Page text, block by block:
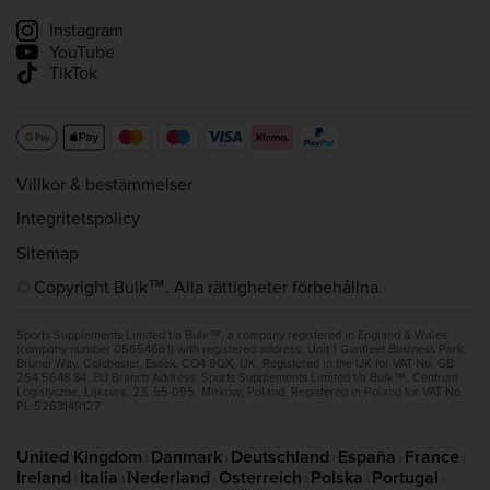
Instagram
YouTube
TikTok
Villkor & bestämmelser
Integritetspolicy
Sitemap
© Copyright Bulk™. Alla rättigheter förbehållna.
Sports Supplements Limited t/a Bulk™, a company registered in England & Wales
(company number 05654661) with registered address: Unit 1 Gunfleet Business Park,
Brunel Way, Colchester, Essex, CO4 9QX, UK. Registered in the UK for VAT No. GB
254 5648 84. EU Branch Address: Sports Supplements Limited t/a Bulk™, Centrum
Logistyczne, Łąkowa, 23, 55-095, Mirków, Poland. Registered in Poland for VAT No.
PL 5263149127
United Kingdom Danmark Deutschland España France
Ireland Italia Nederland Osterreich Polska Portugal